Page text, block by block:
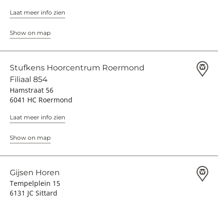
Laat meer info zien
Show on map
Stufkens Hoorcentrum Roermond
Filiaal 854
Hamstraat 56
6041 HC Roermond
Laat meer info zien
Show on map
Gijsen Horen
Tempelplein 15
6131 JC Sittard